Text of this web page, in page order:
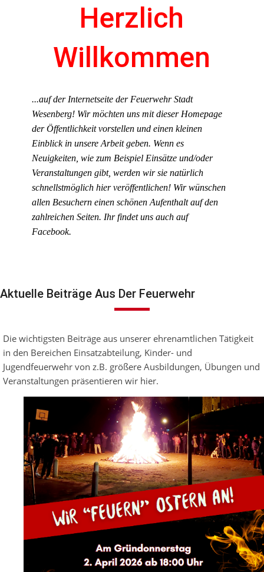
Herzlich
Willkommen
...auf der Internetseite der Feuerwehr Stadt
Wesenberg! Wir möchten uns mit dieser Homepage
der Öffentlichkeit vorstellen und einen kleinen
Einblick in unsere Arbeit geben. Wenn es
Neuigkeiten, wie zum Beispiel Einsätze und/oder
Veranstaltungen gibt, werden wir sie natürlich
schnellstmöglich hier veröffentlichen! Wir wünschen
allen Besuchern einen schönen Aufenthalt auf den
zahlreichen Seiten. Ihr findet uns auch auf
Facebook.
Aktuelle Beiträge Aus Der Feuerwehr
Die wichtigsten Beiträge aus unserer ehrenamtlichen Tätigkeit
in den Bereichen Einsatzabteilung, Kinder- und
Jugendfeuerwehr von z.B. größere Ausbildungen, Übungen und
Veranstaltungen präsentieren wir hier.